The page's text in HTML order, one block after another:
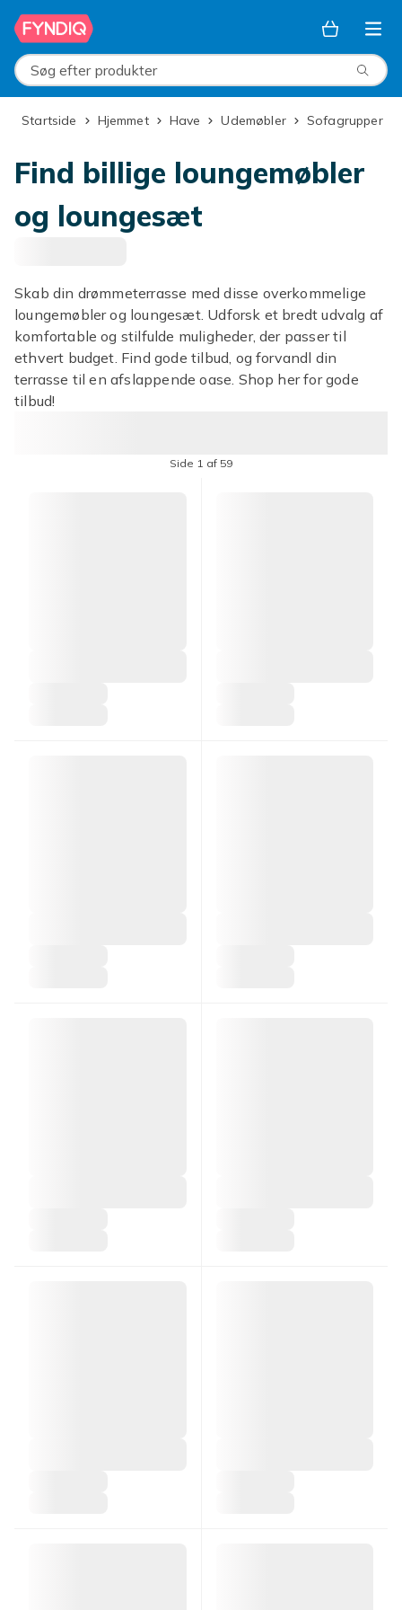
Spring til hovedindhold
Søg efter produkter
Startside Hjemmet Have Udemøbler Sofagrupper
Find billige loungemøbler
og loungesæt
Skab din drømmeterrasse med disse overkommelige
loungemøbler og loungesæt. Udforsk et bredt udvalg af
komfortable og stilfulde muligheder, der passer til
ethvert budget. Find gode tilbud, og forvandl din
terrasse til en afslappende oase. Shop her for gode
tilbud!
Side 1 af 59